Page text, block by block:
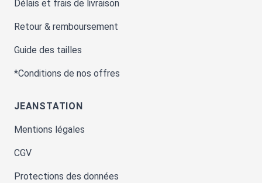
Délais et frais de livraison
Retour & remboursement
Guide des tailles
*Conditions de nos offres
JEANSTATION
Mentions légales
CGV
Protections des données